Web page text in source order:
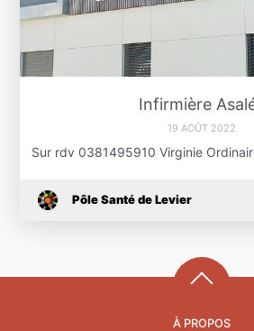
Infirmière
19 AOÛT 2022
Sur rdv 0381495910 Virginie
Pôle Santé de Levier
À PROPOS